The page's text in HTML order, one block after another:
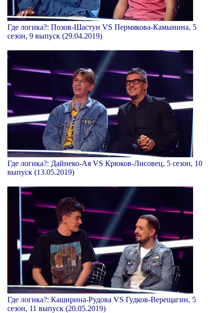
Где логика?: Позов-Шастун VS Пермякова-Камынина, 5
сезон, 9 выпуск (29.04.2019)
Где логика?: Дайнеко-Ая VS Крюков-Лисовец, 5 сезон, 10
выпуск (13.05.2019)
Где логика?: Каширина-Рудова VS Гудков-Верещагин, 5
сезон, 11 выпуск (20.05.2019)